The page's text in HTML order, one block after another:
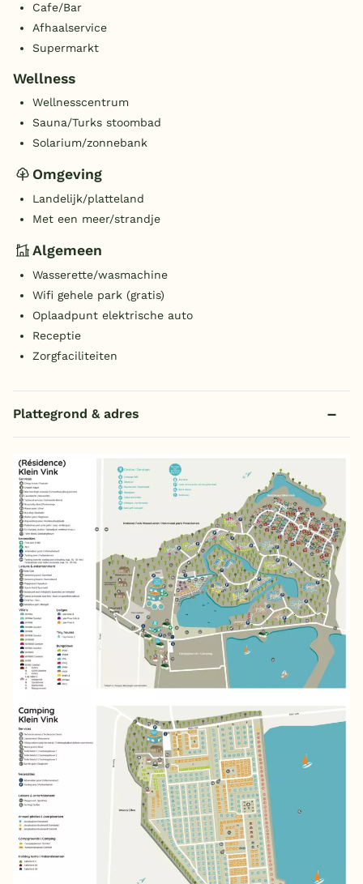
Cafe/Bar
Afhaalservice
Supermarkt
Wellness
Wellnesscentrum
Sauna/Turks stoombad
Solarium/zonnebank
Omgeving
Landelijk/platteland
Met een meer/strandje
Algemeen
Wasserette/wasmachine
Wifi gehele park (gratis)
Oplaadpunt elektrische auto
Receptie
Zorgfaciliteiten
Plattegrond & adres